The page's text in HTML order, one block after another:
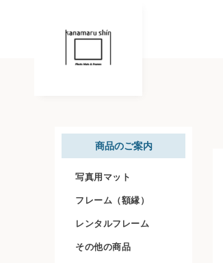
商品のご案内
写真用マット
フレーム（額縁）
レンタルフレーム
その他の商品